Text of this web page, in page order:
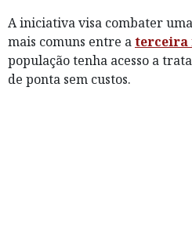
A iniciativa visa combater
mais comuns entre aterceira
população tenha acesso a
de ponta sem custos.